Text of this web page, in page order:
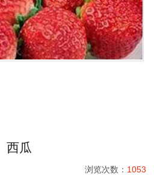
西瓜
浏览次数： 1053